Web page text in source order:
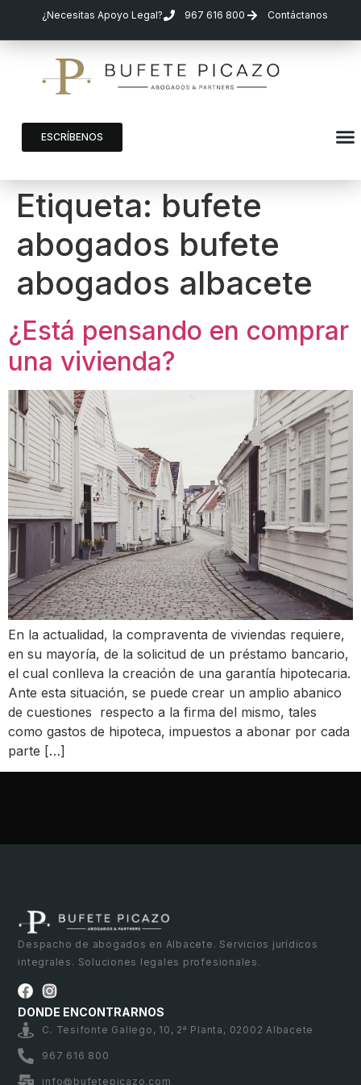
¿Necesitas Apoyo Legal? 967 616 800 Contáctanos
ESCRÍBENOS
Etiqueta: bufete
abogados bufete
abogados albacete
¿Está pensando en comprar
una vivienda?
En la actualidad, la compraventa de viviendas requiere,
en su mayoría, de la solicitud de un préstamo bancario,
el cual conlleva la creación de una garantía hipotecaria.
Ante esta situación, se puede crear un amplio abanico
de cuestiones respecto a la firma del mismo, tales
como gastos de hipoteca, impuestos a abonar por cada
parte […]
Despacho de abogados en Albacete. Servicios jurídicos
integrales. Soluciones legales profesionales.
DONDE ENCONTRARNOS
C. Tesifonte Gallego, 10, 2ª Planta, 02002 Albacete
967 616 800
info@bufetepicazo.com